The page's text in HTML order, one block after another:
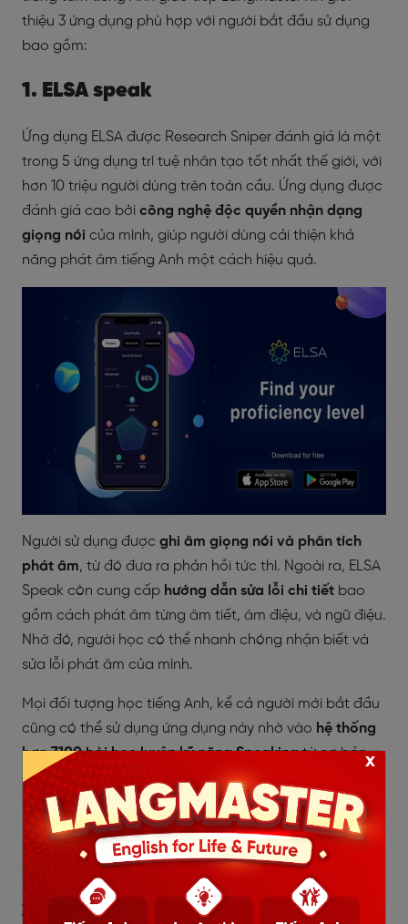
thiệu 3 ứng dụng phù hợp với người bắt đầu sử dụng
bao gồm:
1. ELSA speak
Ứng dụng ELSA được Research Sniper đánh giá là một
trong 5 ứng dụng trí tuệ nhân tạo tốt nhất thế giới, với
hơn 10 triệu người dùng trên toàn cầu. Ứng dụng được
đánh giá cao bởi công nghệ độc quyền nhận dạng
giọng nói của mình, giúp người dùng cải thiện khả
năng phát âm tiếng Anh một cách hiệu quả.
Người sử dụng được ghi âm giọng nói và phân tích
phát âm, từ đó đưa ra phản hồi tức thì. Ngoài ra, ELSA
Speak còn cung cấp hướng dẫn sửa lỗi chi tiết bao
gồm cách phát âm từng âm tiết, âm điệu, và ngữ điệu.
Nhờ đó, người học có thể nhanh chóng nhận biết và
sửa lỗi phát âm của mình.
Mọi đối tượng học tiếng Anh, kể cả người mới bắt đầu
cũng có thể sử dụng ứng dụng này nhờ vào hệ thống
hơn 7100 bài học luyện kỹ năng Speakingtừ cơ bản
đến nâng cao. Các bài học này bao gồm các chủ đề
đa dạng, từ từ vựng, ngữ pháp, đến phát âm.
Ứng dụng có thể được sử dụng trên cả điện thoại di
động và máy tính.
2. Duolingo
x